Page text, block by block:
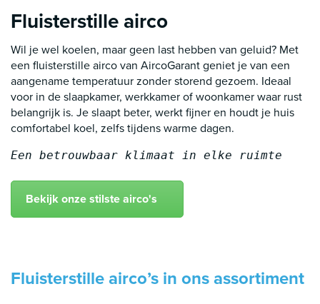
Fluisterstille airco
Wil je wel koelen, maar geen last hebben van geluid? Met
een fluisterstille airco van AircoGarant geniet je van een
aangename temperatuur zonder storend gezoem. Ideaal
voor in de slaapkamer, werkkamer of woonkamer waar rust
belangrijk is. Je slaapt beter, werkt fijner en houdt je huis
comfortabel koel, zelfs tijdens warme dagen.
Een betrouwbaar klimaat in elke ruimte
Bekijk onze stilste airco's
Fluisterstille airco’s in ons assortiment